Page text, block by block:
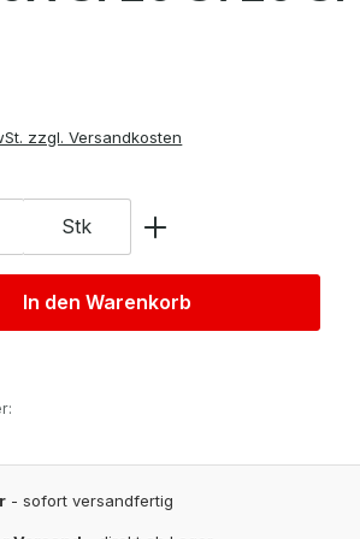
zzgl. Versandkosten
Stk
In den Warenkorb
- sofort versandfertig